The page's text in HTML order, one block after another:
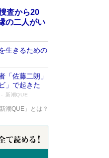
査から20
の二人がい
生きるための
「佐藤二朗」
」で起きた
新潮QUE
新潮QUE」とは？